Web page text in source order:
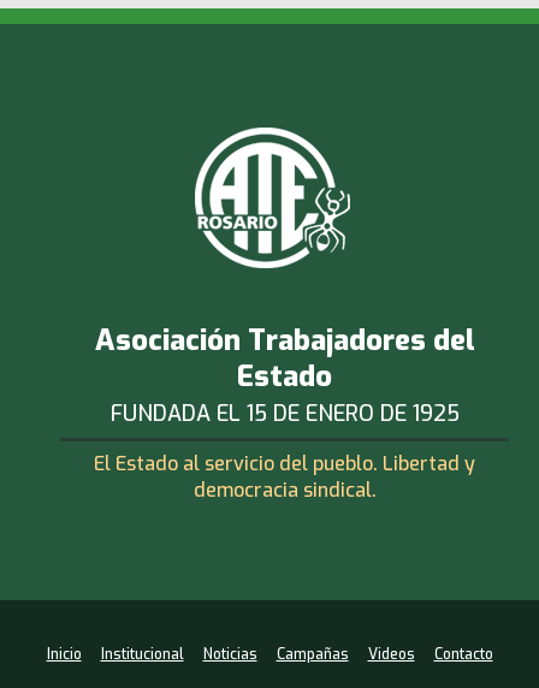
Asociación Trabajadores del
Estado
FUNDADA EL 15 DE ENERO DE 1925
El Estado al servicio del pueblo. Libertad y
democracia sindical.
Inicio Institucional Noticias Campañas Videos Contacto